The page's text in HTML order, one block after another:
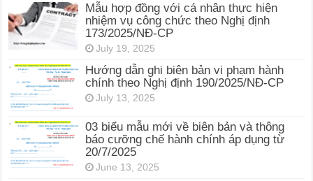
Mẫu hợp đồng với cá nhân thực hiện
nhiệm vụ công chức theo Nghị định
173/2025/NĐ-CP
July 19, 2025
Hướng dẫn ghi biên bản vi phạm hành
chính theo Nghị định 190/2025/NĐ-CP
July 13, 2025
03 biểu mẫu mới về biên bản và thông
báo cưỡng chế hành chính áp dụng từ
20/7/2025
June 13, 2025